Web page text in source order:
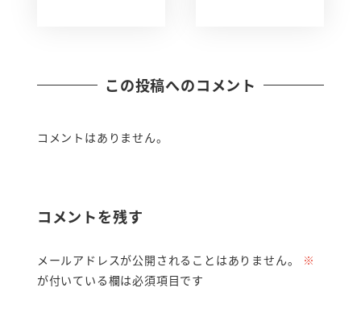
この投稿へのコメント
コメントはありません。
コメントを残す
メールアドレスが公開されることはありません。
※
が付いている欄は必須項目です